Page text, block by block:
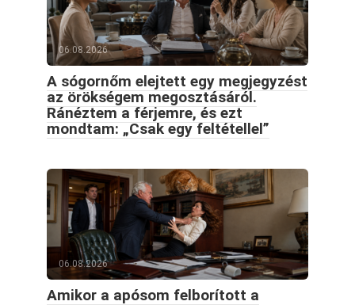
06.08.2026
A sógornőm elejtett egy megjegyzést
az örökségem megosztásáról.
Ránéztem a férjemre, és ezt
mondtam: „Csak egy feltétellel”
06.08.2026
Amikor a apósom felborított a